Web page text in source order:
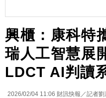
興櫃：康科特
瑞人工智慧展
LDCT AI判讀
2026/02/04 11:06 財訊快報／記者